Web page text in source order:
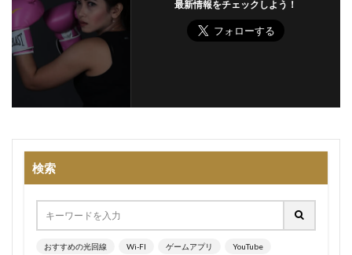
最新情報をチェックしよう！
検索
おすすめの光回線 Wi-FI ゲームアプリ YouTube